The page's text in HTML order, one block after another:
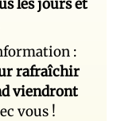
les jours et
:
rafraîchir
viendront
vous !